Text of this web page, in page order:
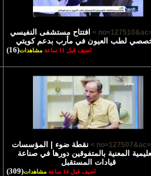
افتتاح مستشفى النفيسي
لطب العيون في مأرب بدعم كويتي
اضيف قبل 11 ساعة مشاهدات(16)
نقطة ضوء | المؤسسات
المعنية بالمتفوقين دورها في صناعة
قيادات المستقبل
اضيف قبل 14 ساعة مشاهدات(309)